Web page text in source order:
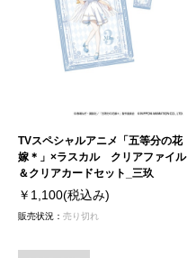
TVスペシャルアニメ「五等分の花
嫁＊」×ラスカル クリアファイル
＆クリアカードセット_三玖
￥1,100(税込み)
販売状況： 売り切れ